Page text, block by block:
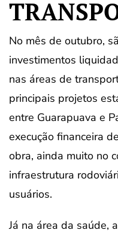
No mês de outubro,
investimentos
nas áreas de
principais projetos
entre Guarapuava e
execução financeira
obra, ainda muito no
infraestrutura
usuários.
Já na área da saúde,